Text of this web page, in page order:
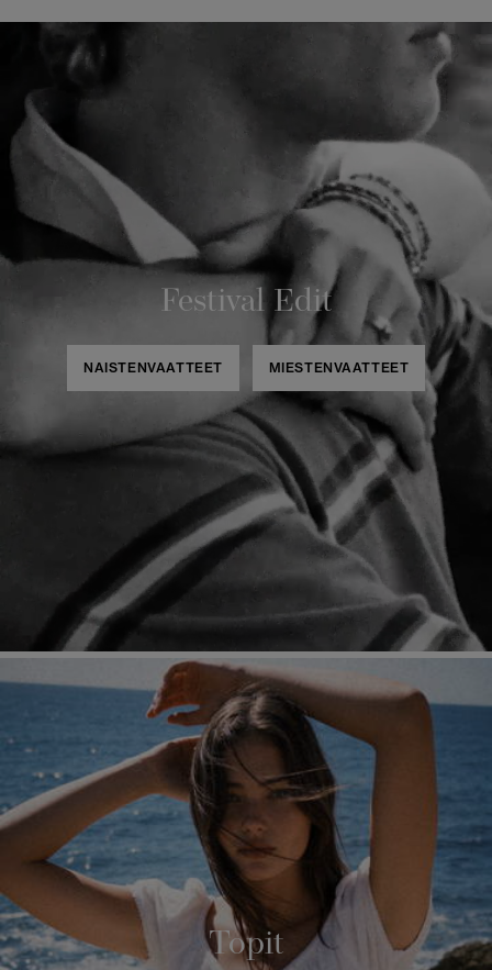
Festival Edit
NAISTENVAATTEET MIESTENVAATTEET
Topit